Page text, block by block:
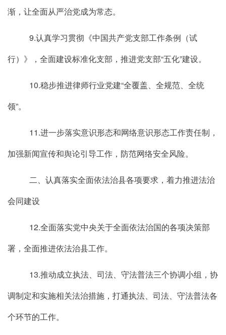
渐，让全面从严治党成为常态。
9.认真学习贯彻《中国共产党支部工作条例（试
行）》，全面建设标准化支部，推进党支部“五化”建设。
10.稳步推进律师行业党建“全覆盖、全规范、全统
领”。
11.进一步落实意识形态和网络意识形态工作责任制，
加强新闻宣传和舆论引导工作，防范网络安全风险。
二、认真落实全面依法治县各项要求，着力推进法治
会同建设
12.全面落实党中央关于全面依法治国的各项决策部
署，全面推进依法治县工作。
13.推动成立执法、司法、守法普法三个协调小组，协
调制定和实施相关法治措施，打通执法、司法、守法普法各
个环节的工作。